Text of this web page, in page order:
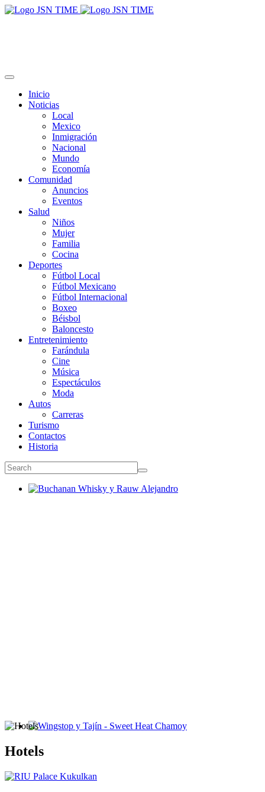
Inicio
Noticias
Local
Mexico
Inmigración
Nacional
Mundo
Economía
Comunidad
Anuncios
Eventos
Salud
Niños
Mujer
Familia
Cocina
Deportes
Fútbol Local
Fútbol Mexicano
Fútbol Internacional
Boxeo
Béisbol
Baloncesto
Entretenimiento
Farándula
Cine
Música
Espectáculos
Moda
Autos
Carreras
Turismo
Contactos
Historia
Hotels